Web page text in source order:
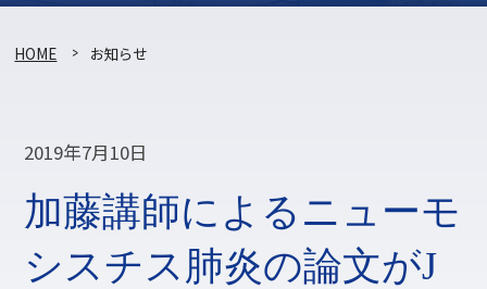
HOME お知らせ
2019年7月10日
加藤講師によるニューモ
シスチス肺炎の論文がJ